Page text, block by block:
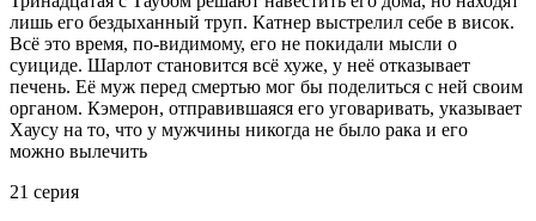
лишь его бездыханный труп. Катнер выстрелил себе в висок.
Всё это время, по-видимому, его не покидали мысли о
суициде. Шарлот становится всё хуже, у неё отказывает
печень. Её муж перед смертью мог бы поделиться с ней своим
органом. Кэмерон, отправившаяся его уговаривать, указывает
Хаусу на то, что у мужчины никогда не было рака и его
можно вылечить
21 серия